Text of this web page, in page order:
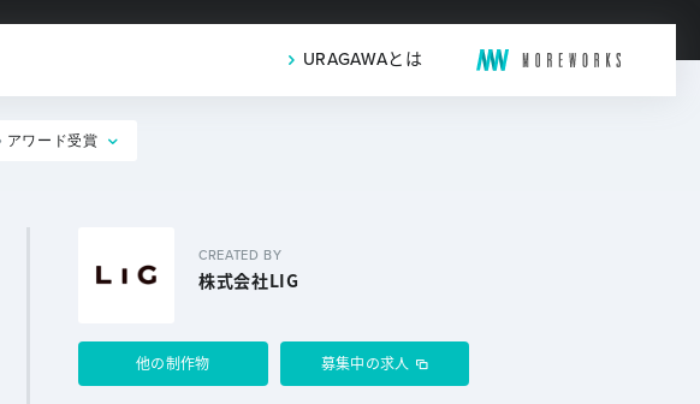
URAGAWAとは
アワード受賞
CREATED BY
株式会社LIG
他の制作物 募集中の求人